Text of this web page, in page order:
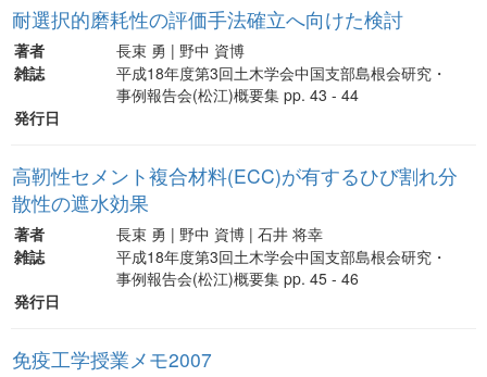
耐選択的磨耗性の評価手法確立へ向けた検討
著者
長束 勇 | 野中 資博
雑誌
平成18年度第3回土木学会中国支部島根会研究・
事例報告会(松江)概要集 pp. 43 - 44
発行日
高靭性セメント複合材料(ECC)が有するひび割れ分
散性の遮水効果
著者
長束 勇 | 野中 資博 | 石井 将幸
雑誌
平成18年度第3回土木学会中国支部島根会研究・
事例報告会(松江)概要集 pp. 45 - 46
発行日
免疫工学授業メモ2007